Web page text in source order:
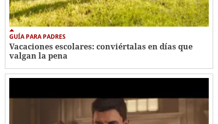
GUÍA PARA PADRES
Vacaciones escolares: conviértalas en días que
valgan la pena